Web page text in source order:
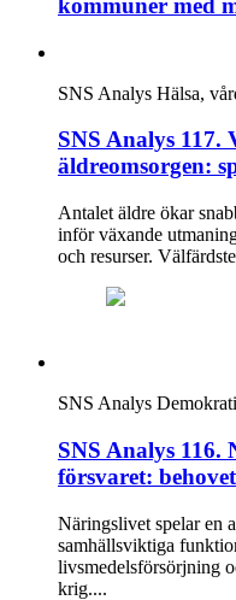
kommuner med
SNS Analys Hälsa,
SNS Analys
äldreomsorgen:
Antalet äldre ökar
inför växande
och resurser.
SNS Analys
SNS Analys 116.
försvaret:
Näringslivet spelar en
samhällsviktiga
livsmedelsförsörjning
krig....